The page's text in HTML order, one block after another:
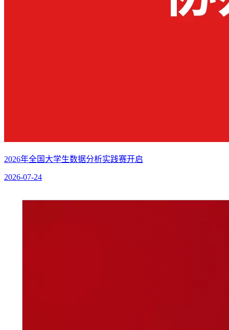
2026年全国大学生数据分析实践赛开启
2026-07-24